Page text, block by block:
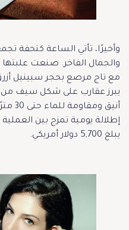
وأخيرًا، تأتي الساعة كتحفة
والجمال الفاخر. صنعت علبتها
مع تاج مرصع بحجر سبينيل
يبرز عقارب على شكل سيف من
أنيق
إطلالة يومية تمزج بين
يبلغ 5,700 دولار أمريكي.